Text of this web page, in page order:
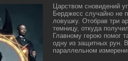
Царством сновидений
Берджесс случайно не
ловушку. Отобрав три
темницу, откуда
Главному герою помог
одну из защитных рун.
параллельном